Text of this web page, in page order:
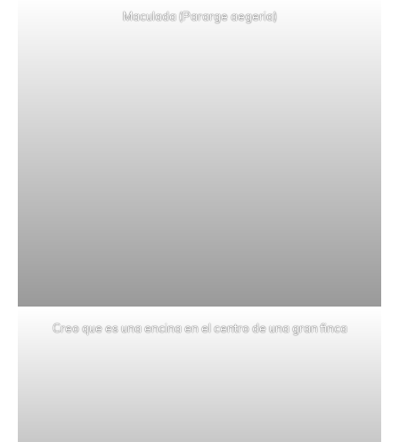
Maculada (Pararge aegeria)
Creo que es una encina en el centro de una gran finca